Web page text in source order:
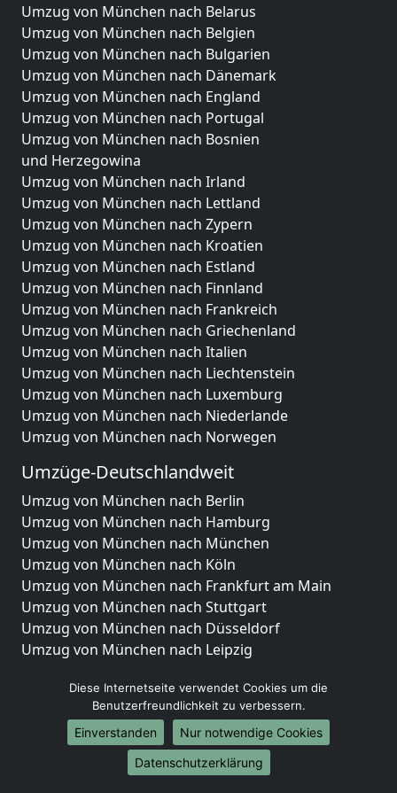
Umzug von München nach Belarus
Umzug von München nach Belgien
Umzug von München nach Bulgarien
Umzug von München nach Dänemark
Umzug von München nach England
Umzug von München nach Portugal
Umzug von München nach Bosnien
und Herzegowina
Umzug von München nach Irland
Umzug von München nach Lettland
Umzug von München nach Zypern
Umzug von München nach Kroatien
Umzug von München nach Estland
Umzug von München nach Finnland
Umzug von München nach Frankreich
Umzug von München nach Griechenland
Umzug von München nach Italien
Umzug von München nach Liechtenstein
Umzug von München nach Luxemburg
Umzug von München nach Niederlande
Umzug von München nach Norwegen
Umzüge-Deutschlandweit
Umzug von München nach Berlin
Umzug von München nach Hamburg
Umzug von München nach München
Umzug von München nach Köln
Umzug von München nach Frankfurt am Main
Umzug von München nach Stuttgart
Umzug von München nach Düsseldorf
Umzug von München nach Leipzig
Umzug von München nach Essen
Umzug von München nach Bremen
Umzug von München nach Dresden
Umzug von München nach Hannover
Umzug von München nach Nürnberg
Diese Internetseite verwendet Cookies um die
Benutzerfreundlichkeit zu verbessern.
Einverstanden
Nur notwendige Cookies
Datenschutzerklärung